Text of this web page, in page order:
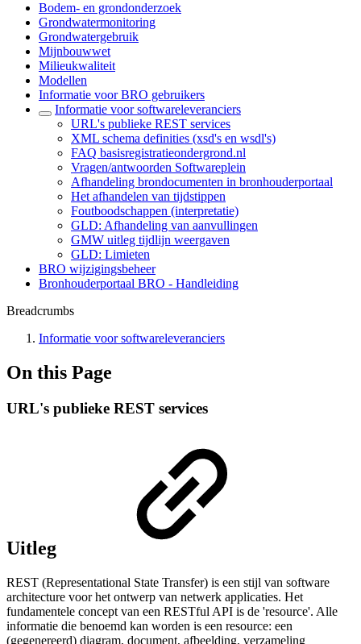
Bodem- en grondonderzoek
Grondwatermonitoring
Grondwatergebruik
Mijnbouwwet
Milieukwaliteit
Modellen
Informatie voor BRO gebruikers
Informatie voor softwareleveranciers
URL's publieke REST services
XML schema definities (xsd's en wsdl's)
FAQ basisregistratieondergrond.nl
Vragen/antwoorden Softwareplein
Afhandeling brondocumenten in bronhouderportaal
Het afhandelen van tijdstippen
Foutboodschappen (interpretatie)
GLD: Afhandeling van aanvullingen
GMW uitleg tijdlijn weergaven
GLD: Limieten
BRO wijzigingsbeheer
Bronhouderportaal BRO - Handleiding
Breadcrumbs
Informatie voor softwareleveranciers
On this Page
URL's publieke REST services
Uitleg
REST (Representational State Transfer) is een stijl van software
architecture voor het ontwerp van netwerk applicaties. Het
fundamentele concept van een RESTful API is de 'resource'. Alle
informatie die benoemd kan worden is een resource: een
(gegenereerd) diagram, document, afbeelding, verzameling